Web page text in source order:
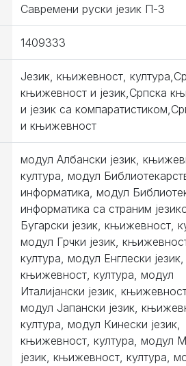
Савремени руски језик П-3
1409333
Језик, књижевност,
књижевност и језик,Српска
и језик са
и књижевност
модул Албански језик,
култура, модул
информатика, модул
информатика са страним
Бугарски језик, књижевност,
модул Грчки језик,
култура, модул Енглески језик,
књижевност, култура, модул
Италијански језик,
модул Јапански језик,
култура, модул Кинески језик,
књижевност, култура, модул
језик, књижевност, култура,